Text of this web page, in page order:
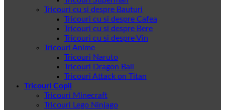
Tricouri cu si despre Bauturi
Tricouri cu si despre Cafea
Tricouri cu si despre Bere
Tricouri cu si despre Vin
Tricouri Anime
Tricouri Naruto
Tricouri Dragon Ball
Tricouri Attack on Titan
Tricouri Copii
Tricouri Minecraft
Tricouri Lego Ninjago